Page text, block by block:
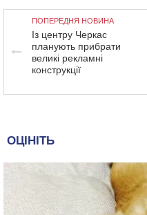
ПОПЕРЕДНЯ НОВИНА
Із центру Черкас
планують прибрати
великі рекламні
конструкції